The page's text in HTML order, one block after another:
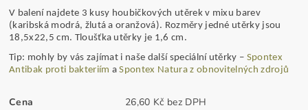
V balení najdete 3 kusy houbičkových utěrek v mixu barev
(karibská modrá, žlutá a oranžová). Rozměry jedné utěrky jsou
18,5x22,5 cm. Tloušťka utěrky je 1,6 cm.
Tip: mohly by vás zajímat i naše další speciální utěrky – Spontex
Antibak proti bakteriím aSpontex Natura z obnovitelných zdrojů
Cena 26,60 Kč bez DPH